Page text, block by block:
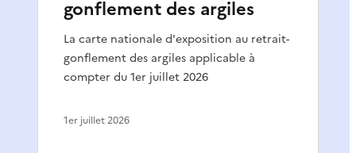
gonflement des argiles
La carte nationale d'exposition au retrait-
gonflement des argiles applicable à
compter du 1er juillet 2026
1er juillet 2026